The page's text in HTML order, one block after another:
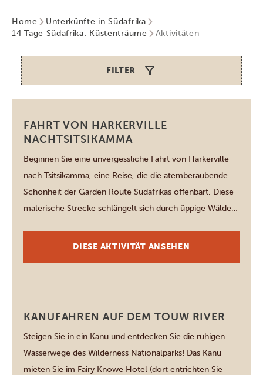
Home
Unterkünfte in Südafrika
14 Tage Südafrika: Küstenträume
Aktivitäten
FILTER
Tsitsikamma National Park
FAHRT VON HARKERVILLE
NACHTSITSIKAMMA
Beginnen Sie eine unvergessliche Fahrt von Harkerville
nach Tsitsikamma, eine Reise, die die atemberaubende
Schönheit der Garden Route Südafrikas offenbart. Diese
malerische Strecke schlängelt sich durch üppige Wälder,
bietet panoramatische Ausblicke, die das Wesen der
DIESE AKTIVITÄT ANSEHEN
Wilderness (Garden Route)
KANUFAHREN AUF DEM TOUW RIVER
Steigen Sie in ein Kanu und entdecken Sie die ruhigen
Wasserwege des Wilderness Nationalparks! Das Kanu
mieten Sie im Fairy Knowe Hotel (dort entrichten Sie